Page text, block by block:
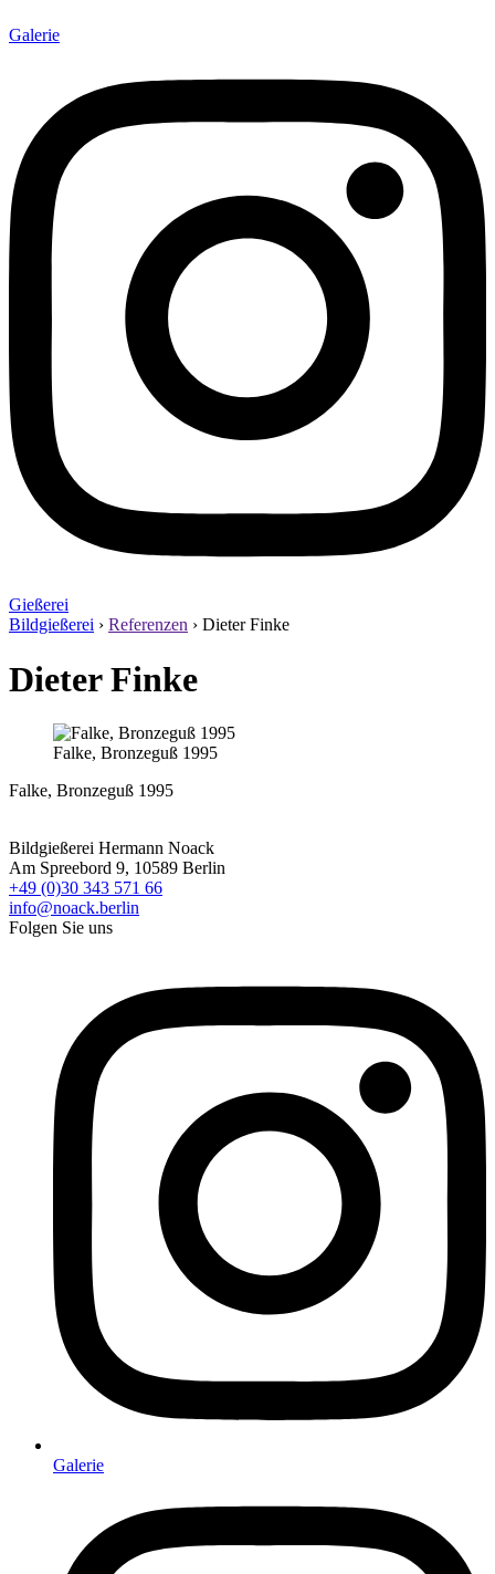
Galerie
Gießerei
Bildgießerei › Referenzen › Dieter Finke
Dieter Finke
Falke, Bronzeguß 1995
Falke, Bronzeguß 1995
Bildgießerei Hermann Noack
Am Spreebord 9, 10589 Berlin
+49 (0)30 343 571 66
info@noack.berlin
Folgen Sie uns
Galerie